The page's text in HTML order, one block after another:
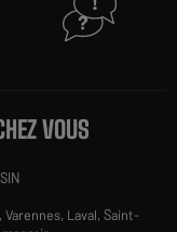
VOUS
Varennes, Laval,Saint-